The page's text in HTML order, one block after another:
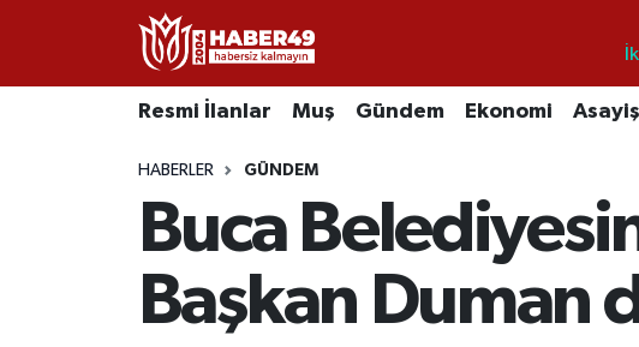
Resmi İlanlar Muş Gündem Ekonomi Asayiş
HABERLER GÜNDEM
Buca
Başkan Duman
Resmi İlanlar
Uşak Nöbetçi Eczaneler
Uşak Namaz Vakitleri
Uşak Trafik Yoğunluk Haritası
TFF 2.Lig Kırmızı Grup Puan Durumu ve Fikstür